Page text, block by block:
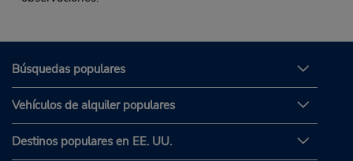
Búsquedas populares
Vehículos de alquiler populares
Destinos populares en EE. UU.